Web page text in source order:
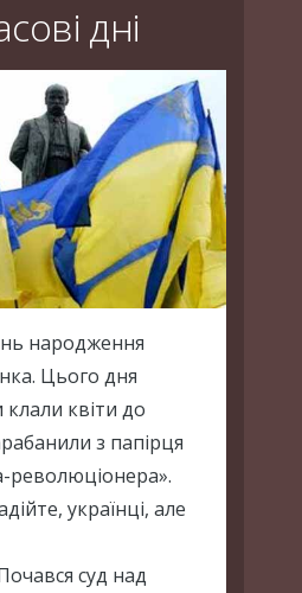
дні
народження
Цього дня
клали квіти до
з папірця
революціонера».
українці, але
суд над